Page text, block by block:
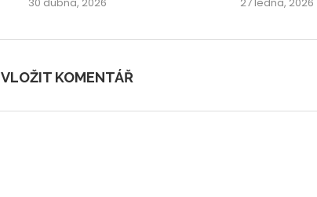
VLOŽIT KOMENTÁŘ